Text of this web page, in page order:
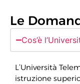
Le
Cos’è
L’Università
istruzione